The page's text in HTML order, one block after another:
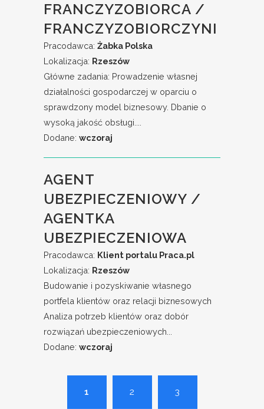
FRANCZYZOBIORCA /
FRANCZYZOBIORCZYNI
Pracodawca: Żabka Polska
Lokalizacja: Rzeszów
Główne zadania: Prowadzenie własnej
działalności gospodarczej w oparciu o
sprawdzony model biznesowy. Dbanie o
wysoką jakość obsługi....
Dodane: wczoraj
AGENT
UBEZPIECZENIOWY /
AGENTKA
UBEZPIECZENIOWA
Pracodawca: Klient portalu Praca.pl
Lokalizacja: Rzeszów
Budowanie i pozyskiwanie własnego
portfela klientów oraz relacji biznesowych
Analiza potrzeb klientów oraz dobór
rozwiązań ubezpieczeniowych...
Dodane: wczoraj
1 2 3